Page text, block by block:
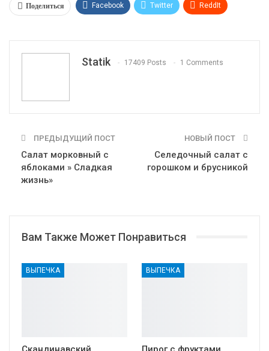
Поделиться Facebook Twitter ReddIt
Statik 17409 Posts 1 Comments
ПРЕДЫДУЩИЙ ПОСТ
Салат морковный с
яблоками » Сладкая
жизнь»
НОВЫЙ ПОСТ
Селедочный салат с
горошком и брусникой
Вам Также Может Понравиться
ВЫПЕЧКА ВЫПЕЧКА